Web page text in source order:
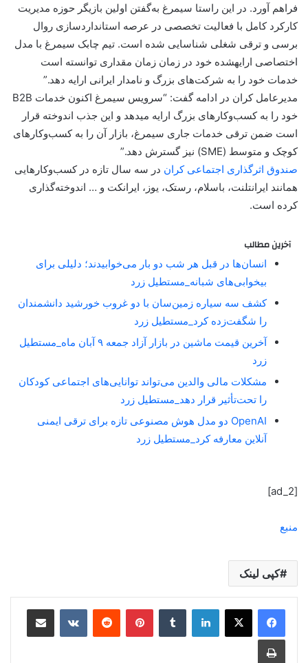
فراهم آورد. در این راستا سیمرغ به‌گفتن اولین بازیگر حوزه مدیریت
کارکرد کامل با فعالیت تخصصی در عرصه استانداردسازی روال
برسی و ترقی شغلی شناسایی شده است. تیم چابک سیمرغ با مدل
اختصاصی ارایه‎شده خود در زمان زمان مقداری توانسته است
خدمات خود را به شرکت‎‌های بزرگ و نامدار ایرانی ارایه دهد.”
مدیرعامل کران در ادامه گفت: “سرویس سیمرغ اکنون خدمات B2B
خود را به کسب‌‎وکارهای بزرگ ارایه می‎دهد و این جذب اندوخته قرار
است ضمن ترقی خدمات جاری سیمرغ، بازار آن را به کسب‎‌وکارهای
کوچک و متوسط (SME) نیز گسترش دهد.”
صندوق اثرگذاری اجتماعی کران
در سه سال تازه در کسب‌‎وکارهایی
همانند ایران‎تلنت، باسلام، رستک، یوز، ایرانکت و … اندوخته‎‌گذاری
کرده است.
آخرین مطالب
انسان‌ها در قبل هر شب دو بار می‌خوابیدند؛ دلیلی برای
بیخوابی‌های شبانه_مستطیل زرد
کشف سه سیاره زمین‌سان با دو غروب خورشید دانشمندان
را شگفت‌زده کرد_مستطیل زرد
آخرین قیمت ماشین در بازار آزاد جمعه ۹ آبان ماه_مستطیل
زرد
مشکلات مالی والدین می‌تواند توانایی‌های اجتماعی کودکان
را تحت‌تأثیر قرار دهد_مستطیل زرد
OpenAI دو مدل هوش مصنوعی تازه برای ترقی ایمنی
آنلاین معارفه کرد_مستطیل زرد
[ad_2]
منبع
کپی لینک